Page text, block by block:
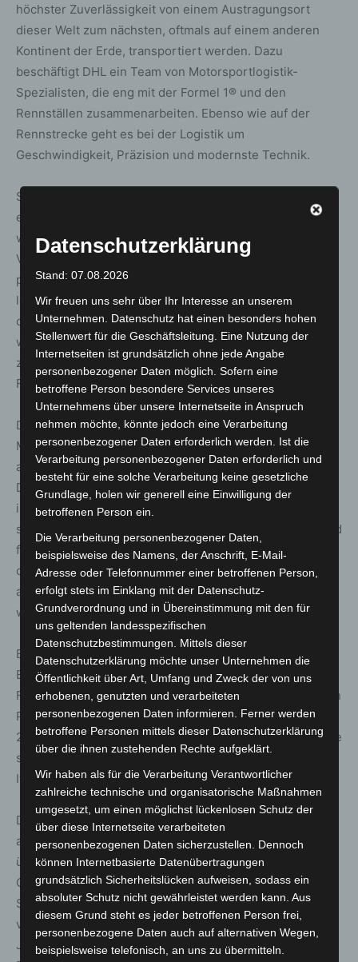
höchster Zuverlässigkeit von einem Austragungsort
dieser Welt zum nächsten, oftmals auf einem anderen
Kontinent der Erde, transportiert werden. Dazu
beschäftigt DHL ein Team von Motorsportlogistik-
Spezialisten, die eng mit der Formel 1® und den
Rennställen zusammenarbeiten. Ebenso wie auf der
Rennstrecke geht es bei der Logistik um
Geschwindigkeit, Präzision und modernste Technik.
Stefano Domenicali, Präsident und CEO der Formel 1®,
ergänzt: „DHL ist unser langjähriger globaler Partner und
wir freuen uns sehr über den Abschluss einer
Vertragsverlängerung, der unsere starke und
partnerschaftliche Beziehung unterstreicht. In den
letzten 16 Jahren haben wir gemeinsam auf und abseits
der Rennstrecke geliefert. Wir sind stolz darauf, mit dem
weltweit führenden Logistikanbieter
zusammenzuarbeiten und freuen uns auf die größte
Formel 1®-Saison aller Zeiten.“
Die FIA Formel-1-Weltmeisterschaft 2021 beginnt am 28.
März 2021 mit dem Großen Preis von Bahrain und endet
am 12. Dezember 2021 mit dem Großen Preis von Abu
Dhabi. Der Rennkalender für die Saison 2021 umfasst
insgesamt 23 Rennen auf fünf Kontinenten und ist damit
so umfangreich wie nie zuvor. Besonders herausfordernd
für Fahrer, Teams und die Logistik-Crew von DHL sind
die drei Triple Header, bei denen drei Rennen an drei
aufeinanderfolgenden Wochenenden ausgetragen
werden.
Beim ersten Triple Header spielt sich das Geschehen in
Europa ab: auf den Großen Preis von Belgien in Spa-
Francorchamps am 29. August 2021 folgt mit dem Großen
Preis der Niederlande in Zandvoort am 5. September
2021 eine neue Destination im Rennkalender. Eine Woche
später, am 12. September 2021, wird der Große Preis von
Italien in Monza ausgetragen.
Der zweite Triple Header ist logistisch noch
anspruchsvoller, da deutlich größere Distanzen
überwunden werden müssen: eine Woche nach dem
Großen Preis von Russland am 26. September 2021 in
Sotschi geht es zum 3. Oktober 2021 auf den Stadtkurs
von Singapur bevor das gesamte Equipment dann nach
Japan geht damit pünktlich am 10. Oktober der Große
Datenschutzerklärung
Stand: 07.08.2026
Wir freuen uns sehr über Ihr Interesse an unserem
Unternehmen. Datenschutz hat einen besonders hohen
Stellenwert für die Geschäftsleitung. Eine Nutzung der
Internetseiten ist grundsätzlich ohne jede Angabe
personenbezogener Daten möglich. Sofern eine
betroffene Person besondere Services unseres
Unternehmens über unsere Internetseite in Anspruch
nehmen möchte, könnte jedoch eine Verarbeitung
personenbezogener Daten erforderlich werden. Ist die
Verarbeitung personenbezogener Daten erforderlich und
besteht für eine solche Verarbeitung keine gesetzliche
Grundlage, holen wir generell eine Einwilligung der
betroffenen Person ein.
Die Verarbeitung personenbezogener Daten,
beispielsweise des Namens, der Anschrift, E-Mail-
Adresse oder Telefonnummer einer betroffenen Person,
erfolgt stets im Einklang mit der Datenschutz-
Grundverordnung und in Übereinstimmung mit den für
uns geltenden landesspezifischen
Datenschutzbestimmungen. Mittels dieser
Datenschutzerklärung möchte unser Unternehmen die
Öffentlichkeit über Art, Umfang und Zweck der von uns
erhobenen, genutzten und verarbeiteten
personenbezogenen Daten informieren. Ferner werden
betroffene Personen mittels dieser Datenschutzerklärung
über die ihnen zustehenden Rechte aufgeklärt.
Wir haben als für die Verarbeitung Verantwortlicher
zahlreiche technische und organisatorische Maßnahmen
umgesetzt, um einen möglichst lückenlosen Schutz der
über diese Internetseite verarbeiteten
personenbezogenen Daten sicherzustellen. Dennoch
können Internetbasierte Datenübertragungen
grundsätzlich Sicherheitslücken aufweisen, sodass ein
absoluter Schutz nicht gewährleistet werden kann. Aus
diesem Grund steht es jeder betroffenen Person frei,
personenbezogene Daten auch auf alternativen Wegen,
beispielsweise telefonisch, an uns zu übermitteln.